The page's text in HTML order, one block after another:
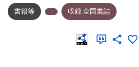
書籍等 収録:全国書誌